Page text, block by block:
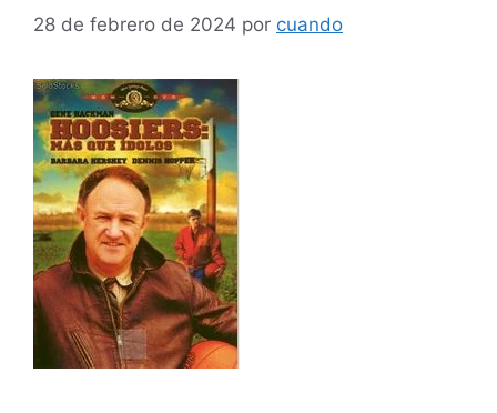
28 de febrero de 2024 por cuando